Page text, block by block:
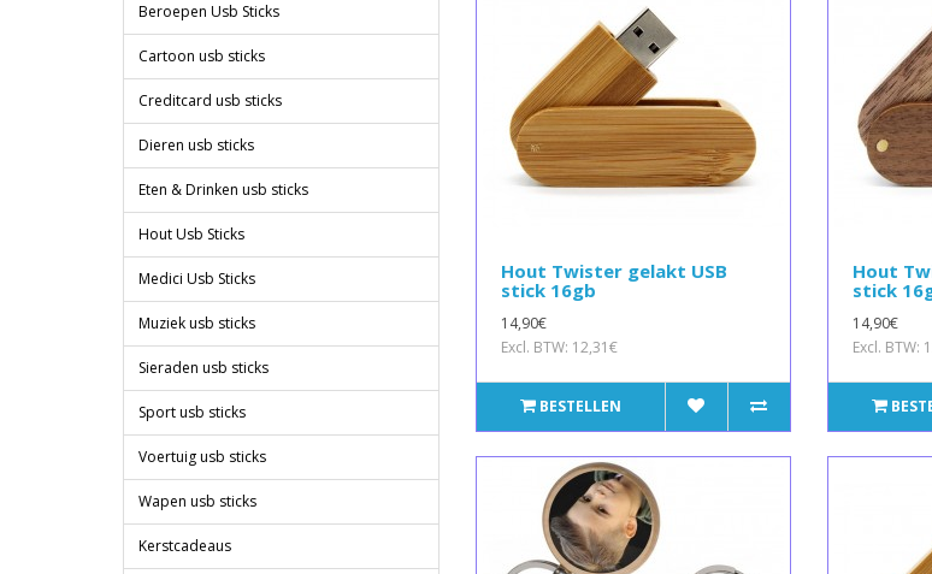
Beroepen Usb Sticks
Cartoon usb sticks
Creditcard usb sticks
Dieren usb sticks
Eten & Drinken usb sticks
Hout Usb Sticks
Medici Usb Sticks
Muziek usb sticks
Sieraden usb sticks
Sport usb sticks
Voertuig usb sticks
Wapen usb sticks
Kerstcadeaus
Hout Twister gelakt USB
stick 16gb
14,90€
Excl. BTW: 12,31€
BESTELLEN
Hout
stick
14,90€
Excl. BTW: